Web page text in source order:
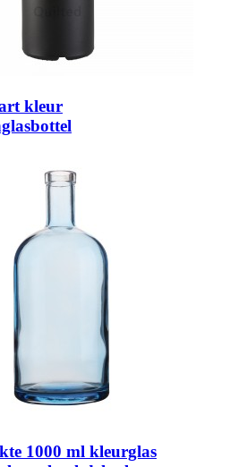
kleur
1000 ml kleurglas